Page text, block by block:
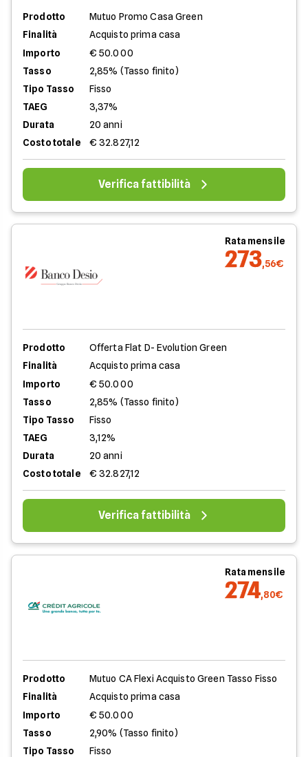
Prodotto
Mutuo Promo Casa Green
Finalità
Acquisto prima casa
Importo
€ 50.000
Tasso
2,85% (Tasso finito)
Tipo Tasso
Fisso
TAEG
3,37%
Durata
20 anni
Costo totale
€ 32.827,12
Verifica fattibilità
Rata mensile
273,56€
Prodotto
Offerta Flat D- Evolution Green
Finalità
Acquisto prima casa
Importo
€ 50.000
Tasso
2,85% (Tasso finito)
Tipo Tasso
Fisso
TAEG
3,12%
Durata
20 anni
Costo totale
€ 32.827,12
Verifica fattibilità
Rata mensile
274,80€
Prodotto
Mutuo CA Flexi Acquisto Green Tasso Fisso
Finalità
Acquisto prima casa
Importo
€ 50.000
Tasso
2,90% (Tasso finito)
Tipo Tasso
Fisso